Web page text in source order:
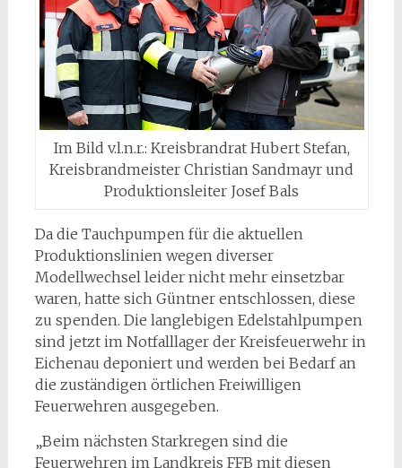
Im Bild v.l.n.r.: Kreisbrandrat Hubert Stefan,
Kreisbrandmeister Christian Sandmayr und
Produktionsleiter Josef Bals
Da die Tauchpumpen für die aktuellen
Produktionslinien wegen diverser
Modellwechsel leider nicht mehr einsetzbar
waren, hatte sich Güntner entschlossen, diese
zu spenden. Die langlebigen Edelstahlpumpen
sind jetzt im Notfalllager der Kreisfeuerwehr in
Eichenau deponiert und werden bei Bedarf an
die zuständigen örtlichen Freiwilligen
Feuerwehren ausgegeben.
„Beim nächsten Starkregen sind die
Feuerwehren im Landkreis FFB mit diesen